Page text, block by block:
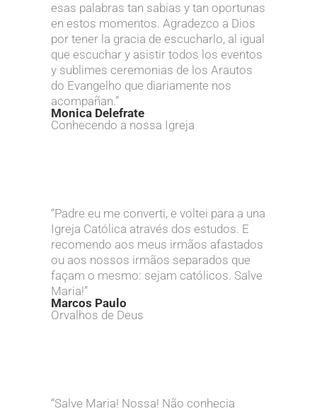
esas palabras tan sabias y tan oportunas
en estos momentos. Agradezco a Dios
por tener la gracia de escucharlo, al igual
que escuchar y asistir todos los eventos
y sublimes ceremonias de los Arautos
do Evangelho que diariamente nos
acompañan.”
Monica Delefrate
Conhecendo a nossa Igreja
“Padre eu me converti, e voltei para a una
Igreja Católica através dos estudos. E
recomendo aos meus irmãos afastados
ou aos nossos irmãos separados que
façam o mesmo: sejam católicos. Salve
Maria!”
Marcos Paulo
Orvalhos de Deus
“Salve Maria! Nossa! Não conhecia